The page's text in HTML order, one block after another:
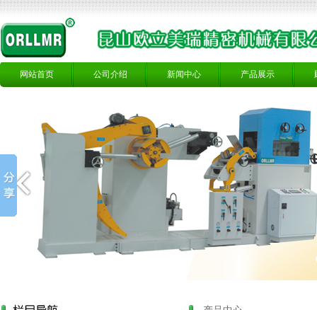
网站首页 公司介绍 新闻中心 产品展示